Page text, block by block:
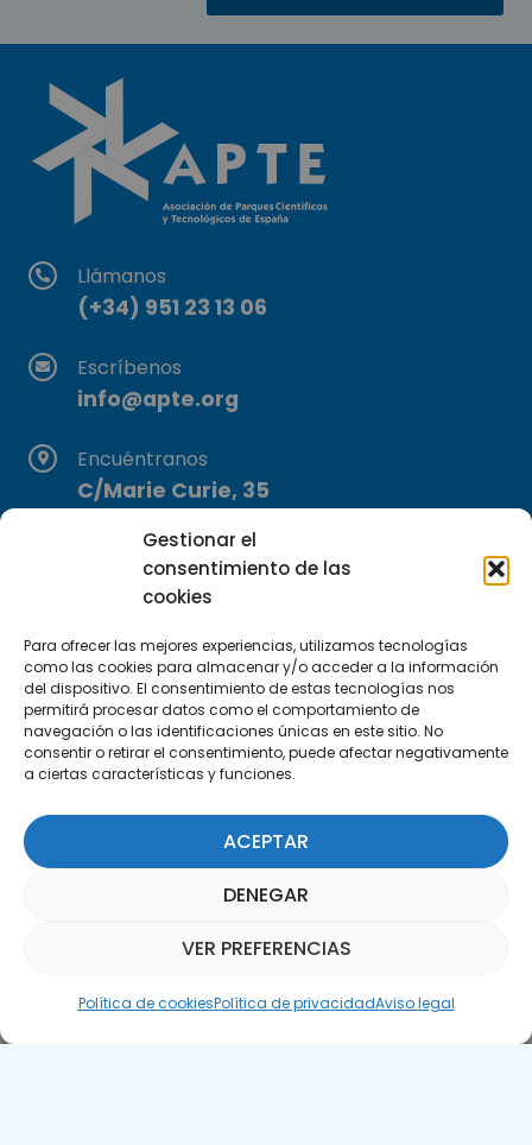
Gestionar el
consentimiento de las
cookies
Para ofrecer las mejores experiencias, utilizamos tecnologías
como las cookies para almacenar y/o acceder a la información
del dispositivo. El consentimiento de estas tecnologías nos
permitirá procesar datos como el comportamiento de
navegación o las identificaciones únicas en este sitio. No
consentir o retirar el consentimiento, puede afectar negativamente
a ciertas características y funciones.
ACEPTAR
DENEGAR
VER PREFERENCIAS
Política de cookiesPolítica de privacidadAviso legal
Llámanos
(+34) 951 23 13 06
Escríbenos
info@apte.org
Encuéntranos
C/Marie Curie, 35
Suscríbete a nuestra Newsletter
SUSCRÍBETE AQUÍ